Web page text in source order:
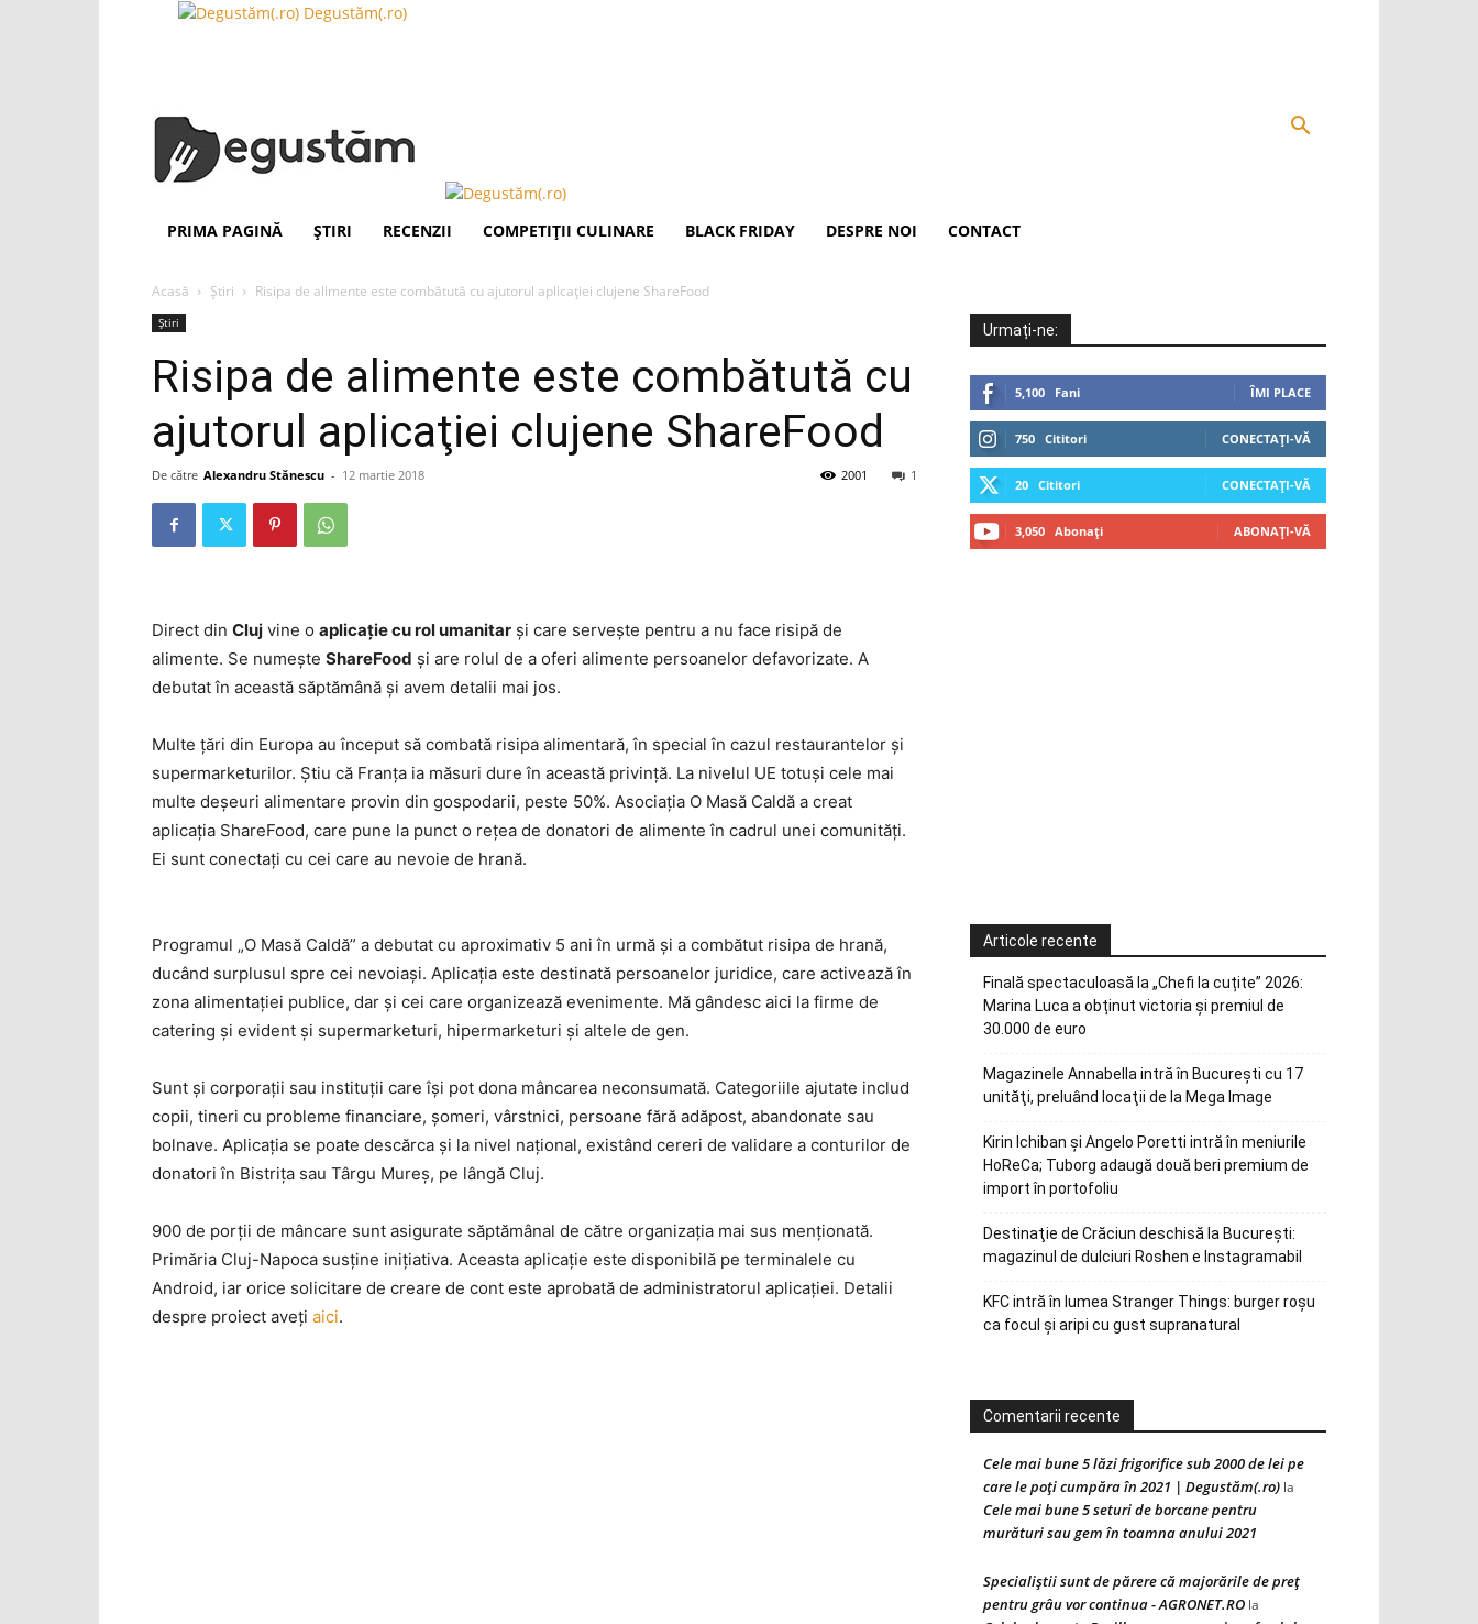
Degustăm(.ro)
PRIMA PAGINĂ ȘTIRI RECENZII COMPETIȚII CULINARE BLACK FRIDAY DESPRE NOI CONTACT
Acasă Știri Risipa de alimente este combătută cu ajutorul aplicaţiei clujene ShareFood
Știri
Risipa de alimente este combătută cu
ajutorul aplicaţiei clujene ShareFood
De către Alexandru Stănescu - 12 martie 2018 1
2001
Direct din Cluj vine o aplicaţie cu rol umanitar şi care serveşte pentru a nu face risipă de
alimente. Se numeşte ShareFood şi are rolul de a oferi alimente persoanelor defavorizate. A
debutat în această săptămână şi avem detalii mai jos.
Multe ţări din Europa au început să combată risipa alimentară, în special în cazul restaurantelor şi
supermarketurilor. Ştiu că Franţa ia măsuri dure în această privinţă. La nivelul UE totuşi cele mai
multe deşeuri alimentare provin din gospodarii, peste 50%. Asociaţia O Masă Caldă a creat
aplicaţia ShareFood, care pune la punct o reţea de donatori de alimente în cadrul unei comunităţi.
Ei sunt conectaţi cu cei care au nevoie de hrană.
Programul „O Masă Caldă” a debutat cu aproximativ 5 ani în urmă şi a combătut risipa de hrană,
ducând surplusul spre cei nevoiaşi. Aplicaţia este destinată persoanelor juridice, care activează în
zona alimentaţiei publice, dar şi cei care organizează evenimente. Mă gândesc aici la firme de
catering şi evident şi supermarketuri, hipermarketuri şi altele de gen.
Sunt şi corporaţii sau instituţii care îşi pot dona mâncarea neconsumată. Categoriile ajutate includ
copii, tineri cu probleme financiare, şomeri, vârstnici, persoane fără adăpost, abandonate sau
bolnave. Aplicaţia se poate descărca şi la nivel naţional, existând cereri de validare a conturilor de
donatori în Bistriţa sau Târgu Mureş, pe lângă Cluj.
900 de porţii de mâncare sunt asigurate săptămânal de către organizaţia mai sus menţionată.
Primăria Cluj-Napoca susţine iniţiativa. Aceasta aplicaţie este disponibilă pe terminalele cu
Android, iar orice solicitare de creare de cont este aprobată de administratorul aplicaţiei. Detalii
despre proiect aveţi aici.
Urmați-ne:
5,100 Fani ÎMI PLACE
750 Cititori CONECTAȚI-VĂ
20 Cititori CONECTAȚI-VĂ
3,050 Abonați ABONAȚI-VĂ
Articole recente
Finală spectaculoasă la „Chefi la cuțite” 2026:
Marina Luca a obținut victoria și premiul de
30.000 de euro
Magazinele Annabella intră în Bucureşti cu 17
unităţi, preluând locaţii de la Mega Image
Kirin Ichiban și Angelo Poretti intră în meniurile
HoReCa; Tuborg adaugă două beri premium de
import în portofoliu
Destinaţie de Crăciun deschisă la Bucureşti:
magazinul de dulciuri Roshen e Instagramabil
KFC intră în lumea Stranger Things: burger roșu
ca focul și aripi cu gust supranatural
Comentarii recente
Cele mai bune 5 lăzi frigorifice sub 2000 de lei pe
care le poți cumpăra în 2021 | Degustăm(.ro) la
Cele mai bune 5 seturi de borcane pentru
murături sau gem în toamna anului 2021
Specialiștii sunt de părere că majorările de preț
pentru grâu vor continua - AGRONET.RO la